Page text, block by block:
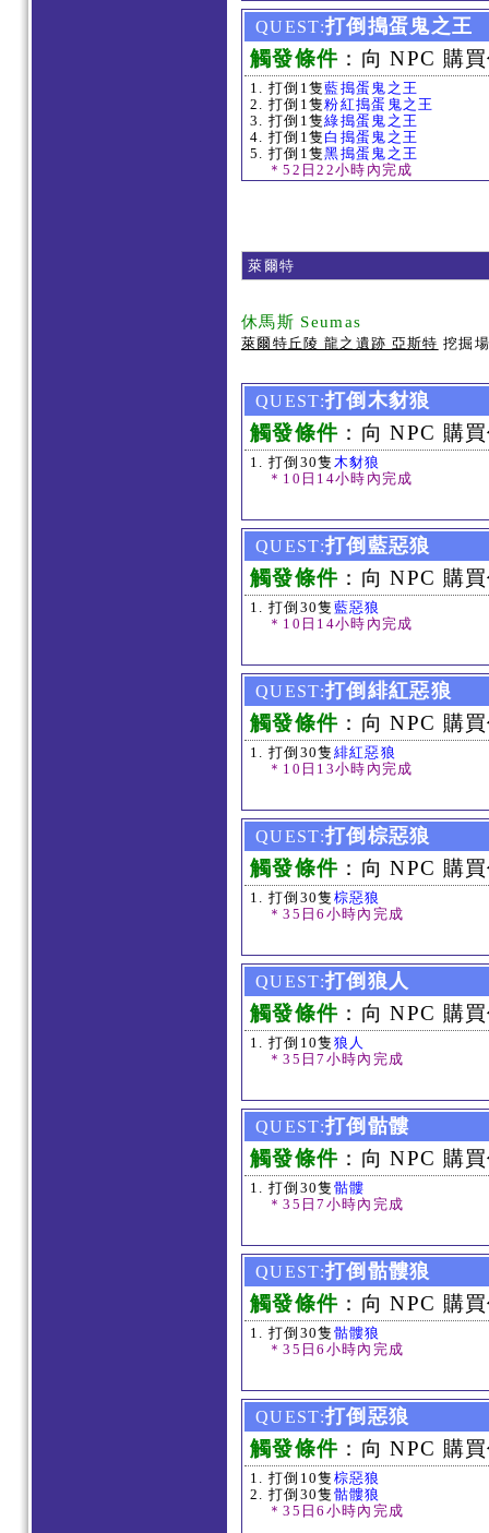
QUEST:打倒搗蛋鬼之王
觸發條件 ：向 NPC 購
打倒1隻藍搗蛋鬼之王
打倒1隻粉紅搗蛋鬼之王
打倒1隻綠搗蛋鬼之王
打倒1隻 白搗蛋鬼之王
打倒1隻黑搗蛋鬼之王
＊52日22小時內完成
萊爾特
休馬斯 Seumas
萊爾特丘陵 龍之遺跡 亞斯特 挖掘
QUEST:打倒木豺狼
觸發條件 ：向 NPC 購
打倒30隻 木豺狼
＊10日14小時內完成
QUEST:打倒藍惡狼
觸發條件 ：向 NPC 購
打倒30隻 藍惡狼
＊10日14小時內完成
QUEST:打倒緋紅惡狼
觸發條件 ：向 NPC 購
打倒30隻 緋紅惡狼
＊10日13小時內完成
QUEST:打倒棕惡狼
觸發條件 ：向 NPC 購
打倒30隻 棕惡狼
＊35日6小時內完成
QUEST:打倒狼人
觸發條件 ：向 NPC 購
打倒10隻 狼人
＊35日7小時內完成
QUEST:打倒骷髏
觸發條件 ：向 NPC 購
打倒30隻 骷髏
＊35日7小時內完成
QUEST:打倒骷髏狼
觸發條件 ：向 NPC 購
打倒30隻 骷髏狼
＊35日6小時內完成
QUEST:打倒惡狼
觸發條件 ：向 NPC 購
打倒10隻 棕惡狼
打倒30隻 骷髏狼
＊35日6小時內完成